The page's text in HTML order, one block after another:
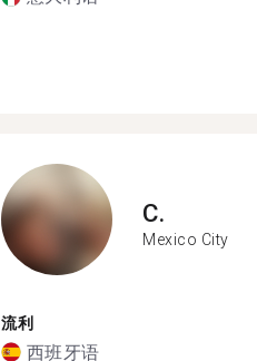
C.
Mexico City
流利
西班牙语